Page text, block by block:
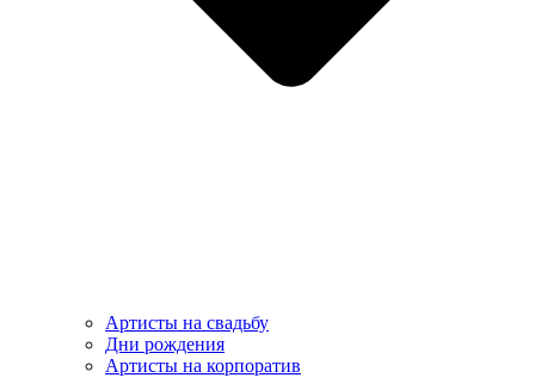
Артисты на свадьбу
Дни рождения
Артисты на корпоратив